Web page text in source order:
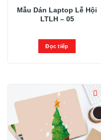
Mẫu Dán Laptop Lễ Hội
LTLH – 05
Đọc tiếp